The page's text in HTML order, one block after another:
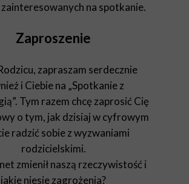
na spotkanie.
Zaproszenie
zapraszam serdecznie
i Ciebie na „Spotkanie z
Tym razem chcę zaprosić Cię
o tym, jak dzisiaj w cyfrowym
radzić sobie z wyzwaniami
rodzicielskimi.
zmienił naszą rzeczywistość i
jakie niesie zagrożenia?